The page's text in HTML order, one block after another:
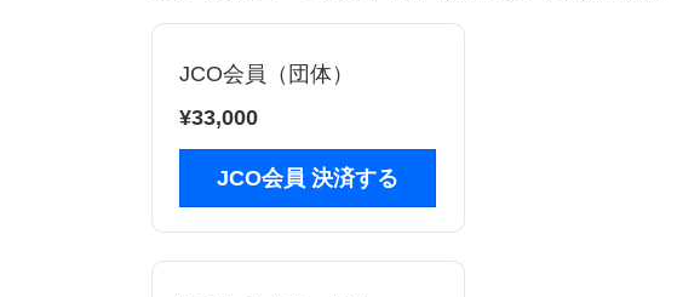
JCO会員（団体）
¥33,000
JCO会員 決済する